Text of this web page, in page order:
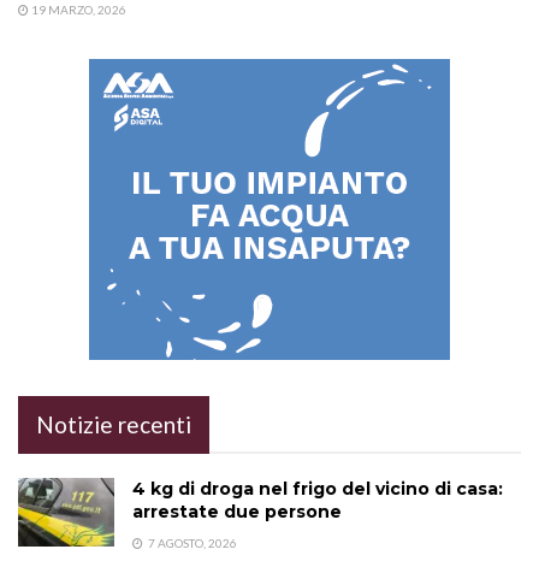
19 MARZO, 2026
Notizie recenti
4 kg di droga nel frigo del vicino di casa:
arrestate due persone
7 AGOSTO, 2026